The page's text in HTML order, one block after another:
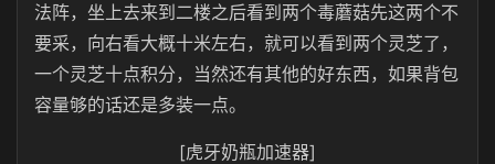
法阵，坐上去来到二楼之后看到两个毒蘑菇先这两个不
要采，向右看大概十米左右，就可以看到两个灵芝了，
一个灵芝十点积分，当然还有其他的好东西，如果背包
容量够的话还是多装一点。
[虎牙奶瓶加速器]